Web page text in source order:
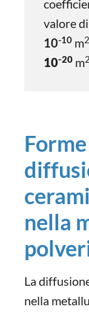
valore
10-10 m2
10-20 m2
nella
La
nella